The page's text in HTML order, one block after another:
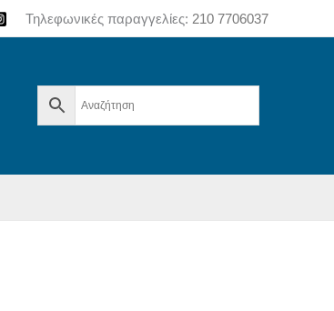
Τηλεφωνικές παραγγελίες: 210 7706037